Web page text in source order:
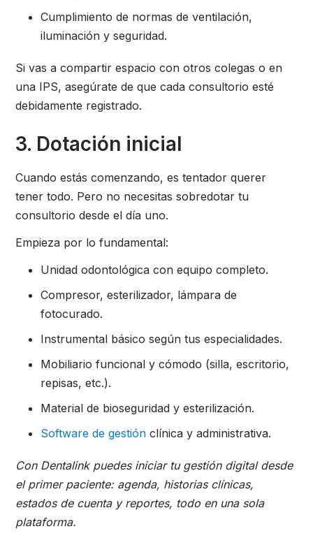
Cumplimiento de normas de ventilación,
iluminación y seguridad.
Si vas a compartir espacio con otros colegas o en
una IPS, asegúrate de que cada consultorio esté
debidamente registrado.
3. Dotación inicial
Cuando estás comenzando, es tentador querer
tener todo. Pero no necesitas sobredotar tu
consultorio desde el día uno.
Empieza por lo fundamental:
Unidad odontológica con equipo completo.
Compresor, esterilizador, lámpara de
fotocurado.
Instrumental básico según tus especialidades.
Mobiliario funcional y cómodo (silla, escritorio,
repisas, etc.).
Material de bioseguridad y esterilización.
Software de gestión clínica y administrativa.
Con Dentalink puedes iniciar tu gestión digital desde
el primer paciente: agenda, historias clínicas,
estados de cuenta y reportes, todo en una sola
plataforma.